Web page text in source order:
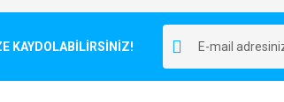
KAYDOLABİLİRSİNİZ!